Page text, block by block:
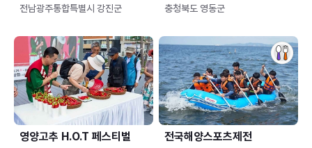
전남광주통합특별시 강진군 충청북도 영동군
영양고추 H.O.T 페스티벌 전국해양스포츠제전